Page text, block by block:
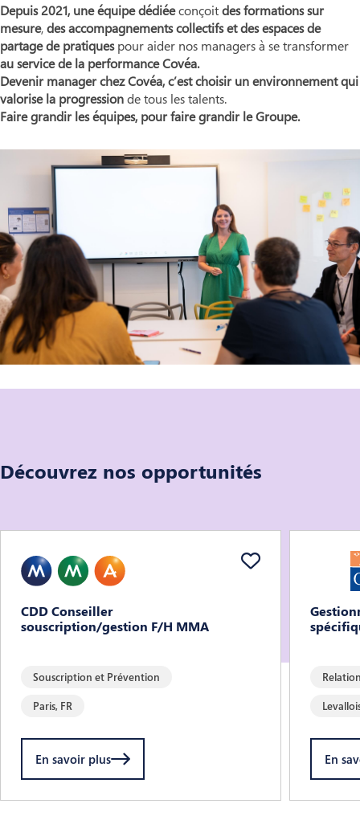
Depuis 2021, une équipe dédiéeconçoitdes formations sur
mesure,des accompagnements collectifs et des espaces de
partage de pratiquespour aider nos managers à se transformer
au service de la performance Covéa.
Devenir manager chez Covéa, c’est choisir un environnement qui
valorise la progressionde tous les talents.
Faire grandir les équipes, pour faire grandir le Groupe.
Découvrez nos opportunités
CDD Conseiller
souscription/gestion F/H MMA
Paris, FR
Souscription et Prévention
En savoir plus En